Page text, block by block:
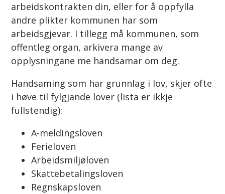
arbeidskontrakten din, eller for å oppfylla
andre plikter kommunen har som
arbeidsgjevar. I tillegg må kommunen, som
offentleg organ, arkivera mange av
opplysningane me handsamar om deg.
Handsaming som har grunnlag i lov, skjer ofte
i høve til fylgjande lover (lista er ikkje
fullstendig):
A-meldingsloven
Ferieloven
Arbeidsmiljøloven
Skattebetalingsloven
Regnskapsloven